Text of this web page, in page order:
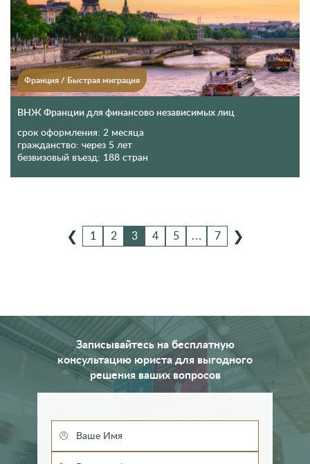
Франция / Быстрая миграция
ВНЖ Франции для финансово независимых лиц
срок оформления: 2 месяца
гражданство: через 5 лет
безвизовый въезд: 188 стран
‹ 1 2 3 4 5 … 7 ›
Записывайтесь на бесплатную
консультацию юриста для выгодного
решения ваших вопросов